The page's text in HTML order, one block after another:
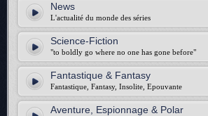
News
L'actualité du monde des séries
Science-Fiction
"to boldly go where no one has gone before"
Fantastique & Fantasy
Fantastique, Fantasy, Insolite, Epouvante
Aventure, Espionnage & Polar